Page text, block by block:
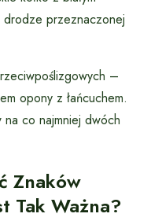
przeznaczonej
–
opony z łańcuchem.
na co najmniej dwóch
Znaków
Tak Ważna?